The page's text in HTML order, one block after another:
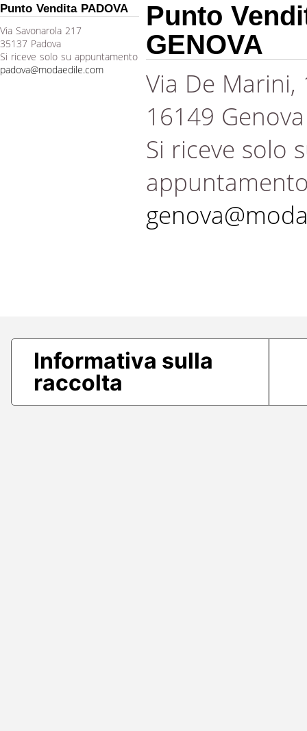
Punto Vendita PADOVA
Via Savonarola 217
35137 Padova
Si riceve solo su appuntamento
padova@modaedile.com
Punto
GENOVA
Via De Marini,
16149 Genova
Si riceve solo
Informativa sulla
raccolta